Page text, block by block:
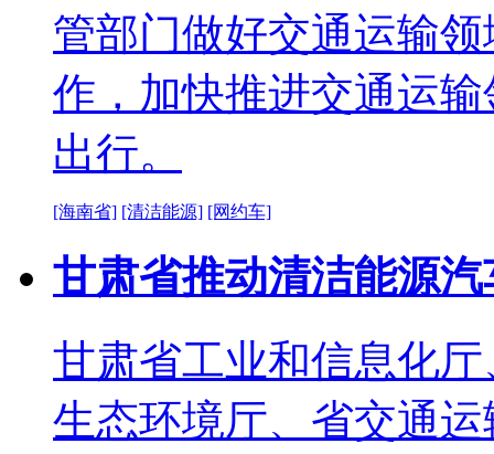
管部门做好交通运输
作，加快推进交通运
出行。
[海南省] [清洁能源] [网约车]
甘肃省推动清洁能源
甘肃省工业和信息化
生态环境厅、省交通